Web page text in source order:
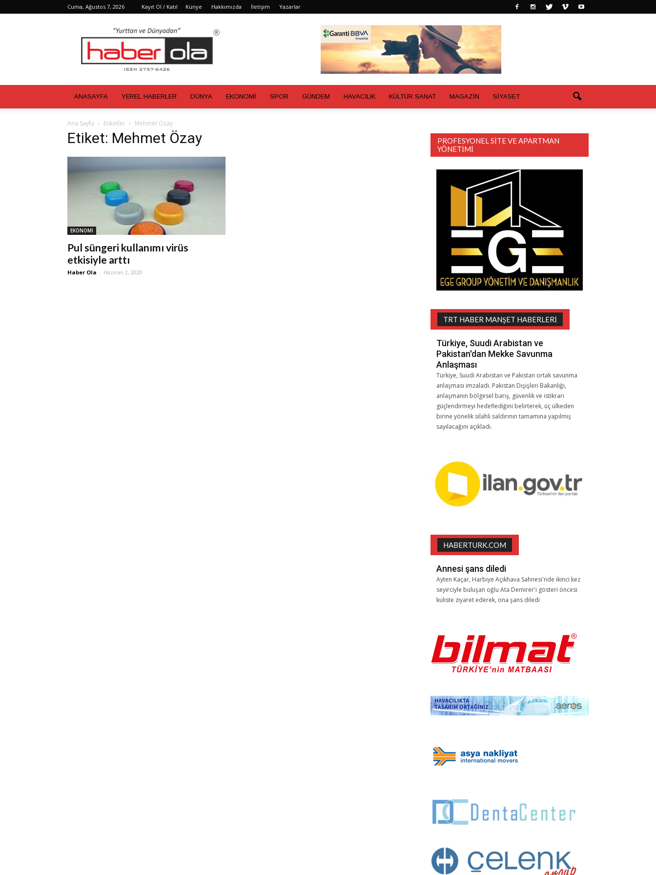
Cuma, Ağustos 7, 2026 Kayıt Ol / Katıl Künye Hakkımızda İletişim Yazarlar
ANASAYFA YEREL HABERLER DÜNYA EKONOMİ SPOR GÜNDEM HAVACILIK KÜLTÜR SANAT MAGAZİN SİYASET
Ana Sayfa Etiketler Mehmet Özay
Etiket: Mehmet Özay
EKONOMİ
Pul süngeri kullanımı virüs
etkisiyle arttı
Haber Ola - Haziran 2, 2020
PROFESYONEL SITE VE APARTMAN
YÖNETIMI
TRT HABER MANŞET HABERLERI
Türkiye, Suudi Arabistan ve
Pakistan'dan Mekke Savunma
Anlaşması
Türkiye, Suudi Arabistan ve Pakistan ortak savunma
anlaşması imzaladı. Pakistan Dışişleri Bakanlığı,
anlaşmanın bölgesel barış, güvenlik ve istikrarı
güçlendirmeyi hedeflediğini belirterek, üç ülkeden
birine yönelik silahlı saldırının tamamına yapılmış
sayılacağını açıkladı.
HABERTURK.COM
Annesi şans diledi
Ayten Kaçar, Harbiye Açıkhava Sahnesi'nde ikinci kez
seyirciyle buluşan oğlu Ata Demirer'i gösteri öncesi
kuliste ziyaret ederek, ona şans diledi